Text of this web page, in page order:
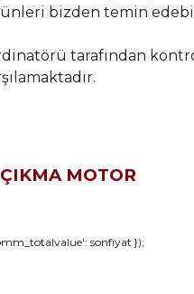
bizden temin
tarafından
MOTOR
ve diğer
sonfiyat });